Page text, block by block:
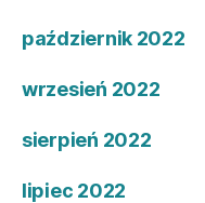
październik 2022
wrzesień 2022
sierpień 2022
lipiec 2022